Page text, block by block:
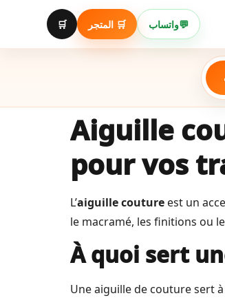
💬واتساب 🛒 المتجر 🛒
Aiguille
pour vos
L’aiguille couture est un
le macramé, les finitions ou
À quoi sert
Une aiguille de couture sert